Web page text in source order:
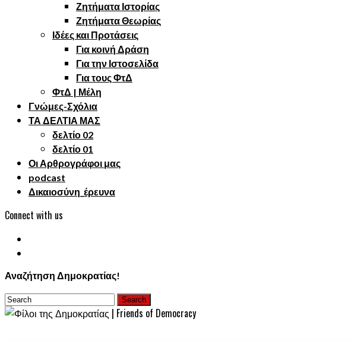
Ζητήματα Ιστορίας
Ζητήματα Θεωρίας
Ιδέες και Προτάσεις
Για κοινή Δράση
Για την Ιστοσελίδα
Για τους ΦτΔ
ΦτΔ | Μέλη
Γνώμες-Σχόλια
ΤΑ ΔΕΛΤΙΑ ΜΑΣ
δελτίο 02
δελτίο 01
Οι Αρθρογράφοι μας
podcast
Δικαιοσύνη_έρευνα
Connect with us
Αναζήτηση Δημοκρατίας!